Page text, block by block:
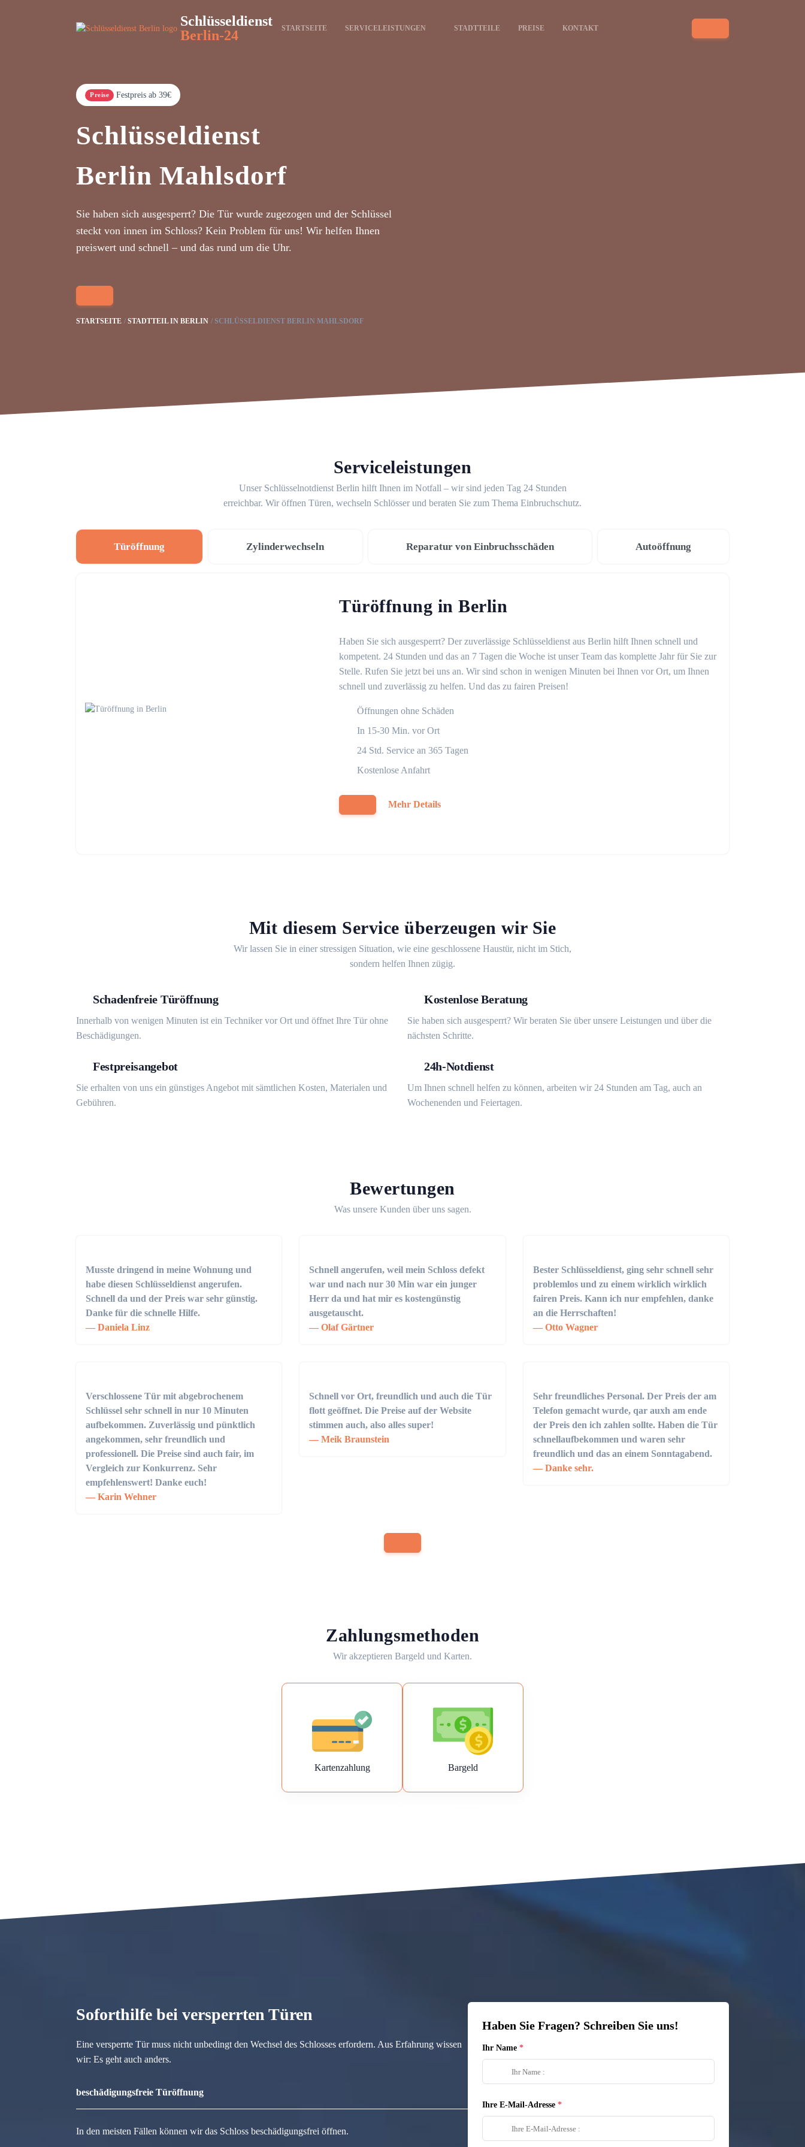
Schlüsseldienst
Berlin-24
STARTSEITE SERVICELEISTUNGEN STADTTEILE PREISE KONTAKT
Preise Festpreis ab 39€
Schlüsseldienst
Berlin Mahlsdorf
Sie haben sich ausgesperrt? Die Tür wurde zugezogen und der Schlüssel
steckt von innen im Schloss? Kein Problem für uns! Wir helfen Ihnen
preiswert und schnell – und das rund um die Uhr.
STARTSEITE STADTTEIL IN BERLIN SCHLÜSSELDIENST BERLIN MAHLSDORF
Serviceleistungen
Unser Schlüsselnotdienst Berlin hilft Ihnen im Notfall – wir sind jeden Tag 24 Stunden
erreichbar. Wir öffnen Türen, wechseln Schlösser und beraten Sie zum Thema Einbruchschutz.
Türöffnung Zylinderwechseln Reparatur von Einbruchsschäden Autoöffnung
Türöffnung in Berlin
Haben Sie sich ausgesperrt? Der zuverlässige Schlüsseldienst aus Berlin hilft Ihnen schnell und
kompetent. 24 Stunden und das an 7 Tagen die Woche ist unser Team das komplette Jahr für Sie zur
Stelle. Rufen Sie jetzt bei uns an. Wir sind schon in wenigen Minuten bei Ihnen vor Ort, um Ihnen
schnell und zuverlässig zu helfen. Und das zu fairen Preisen!
Öffnungen ohne Schäden
In 15-30 Min. vor Ort
24 Std. Service an 365 Tagen
Kostenlose Anfahrt
Mehr Details
Mit diesem Service überzeugen wir Sie
Wir lassen Sie in einer stressigen Situation, wie eine geschlossene Haustür, nicht im Stich,
sondern helfen Ihnen zügig.
Schadenfreie Türöffnung
Innerhalb von wenigen Minuten ist ein Techniker vor Ort und öffnet Ihre Tür ohne
Beschädigungen.
Kostenlose Beratung
Sie haben sich ausgesperrt? Wir beraten Sie über unsere Leistungen und über die
nächsten Schritte.
Festpreisangebot
Sie erhalten von uns ein günstiges Angebot mit sämtlichen Kosten, Materialen und
Gebühren.
24h-Notdienst
Um Ihnen schnell helfen zu können, arbeiten wir 24 Stunden am Tag, auch an
Wochenenden und Feiertagen.
Bewertungen
Was unsere Kunden über uns sagen.
Musste dringend in meine Wohnung und
habe diesen Schlüsseldienst angerufen.
Schnell da und der Preis war sehr günstig.
Danke für die schnelle Hilfe.
Daniela Linz
Schnell angerufen, weil mein Schloss defekt
war und nach nur 30 Min war ein junger
Herr da und hat mir es kostengünstig
ausgetauscht.
Olaf Gärtner
Bester Schlüsseldienst, ging sehr schnell sehr
problemlos und zu einem wirklich wirklich
fairen Preis. Kann ich nur empfehlen, danke
an die Herrschaften!
Otto Wagner
Verschlossene Tür mit abgebrochenem
Schlüssel sehr schnell in nur 10 Minuten
aufbekommen. Zuverlässig und pünktlich
angekommen, sehr freundlich und
professionell. Die Preise sind auch fair, im
Vergleich zur Konkurrenz. Sehr
empfehlenswert! Danke euch!
Karin Wehner
Schnell vor Ort, freundlich und auch die Tür
flott geöffnet. Die Preise auf der Website
stimmen auch, also alles super!
Meik Braunstein
Sehr freundliches Personal. Der Preis der am
Telefon gemacht wurde, qar auxh am ende
der Preis den ich zahlen sollte. Haben die Tür
schnellaufbekommen und waren sehr
freundlich und das an einem Sonntagabend.
Danke sehr.
Zahlungsmethoden
Wir akzeptieren Bargeld und Karten.
Kartenzahlung Bargeld
Soforthilfe bei versperrten Türen
Eine versperrte Tür muss nicht unbedingt den Wechsel des Schlosses erfordern. Aus Erfahrung wissen
wir: Es geht auch anders.
beschädigungsfreie Türöffnung
In den meisten Fällen können wir das Schloss beschädigungsfrei öffnen.
Haben Sie Fragen? Schreiben Sie uns!
Ihr Name
Ihre E-Mail-Adresse